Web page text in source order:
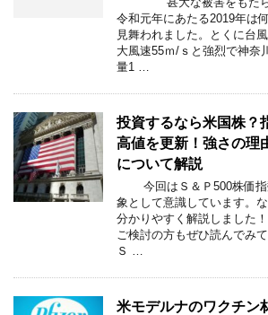
令和元年にあたる2019年は
見舞われました。とくに台
大風速55ｍ/ｓと強烈で神奈
量1 …
投資するなら米国株？
高値を更新！強さの理
について解説
今回はＳ＆Ｐ500株価指
象として意識しています。
分かりやすく解説しました
ご検討の方もぜひ読んで
Ｓ …
米モデルナのワクチン